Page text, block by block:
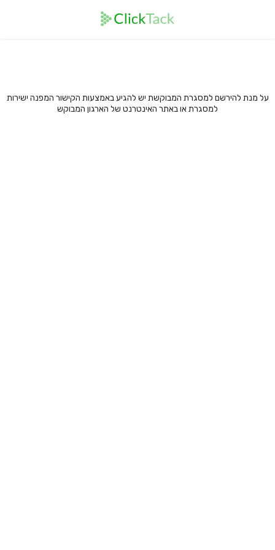
על מנת להירשם למסגרת המבוקשת יש להגיע באמצעות הקישור המפנה ישירות
למסגרת או באתר האינטרנט של הארגון המבוקש